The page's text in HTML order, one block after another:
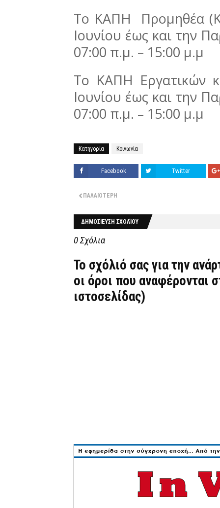
Το ΚΑΠΗ Προμηθέα
Ιουνίου έως και την
07:00 π.μ. – 15:00 μ.μ
Το ΚΑΠΗ Εργατικών
Ιουνίου έως και την
07:00 π.μ. – 15:00 μ.μ
Κατηγορία Κοινωνία
Facebook Twitter
ΠΑΛΑΙΌΤΕΡΗ
ΔΗΜΟΣΊΕΥΣΗ ΣΧΟΛΊΟΥ
0 Σχόλια
Το σχόλιό σας για την
οι όροι που αναφέρονται
ιστοσελίδας)